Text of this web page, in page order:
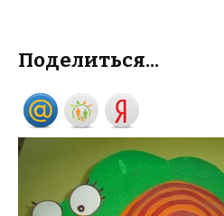
Поделиться...